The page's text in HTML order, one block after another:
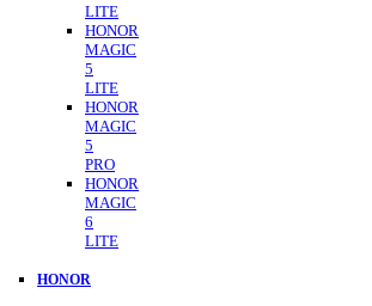
LITE
HONOR
MAGIC
5
LITE
HONOR
MAGIC
5
PRO
HONOR
MAGIC
6
LITE
HONOR